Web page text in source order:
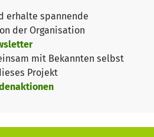
führen diese in großem
steckt unser junger Vorstand,
im Studium befindet, Herz und
auch Sie! Als gemeinnütziger
allein auf der Spendenbasis
zumal sich unsere
erhalte spannende
der Organisation
mit Bekannten selbst
Projekt